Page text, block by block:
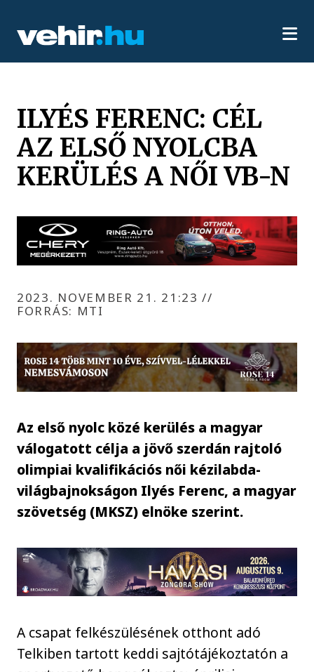
ILYÉS FERENC: CÉL
AZ ELSŐ NYOLCBA
KERÜLÉS A NŐI VB-N
2023. NOVEMBER 21. 21:23//
FORRÁS: MTI
Az első nyolc közé kerülés a magyar
válogatott célja a jövő szerdán rajtoló
olimpiai kvalifikációs női kézilabda-
világbajnokságon Ilyés Ferenc, a magyar
szövetség (MKSZ) elnöke szerint.
A csapat felkészülésének otthont adó
Telkiben tartott keddi sajtótájékoztatón a